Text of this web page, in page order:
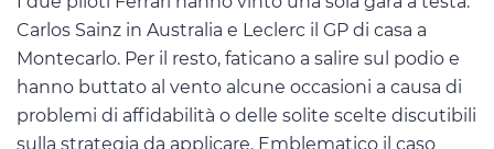
Carlos Sainz in Australia e Leclerc il GP di casa a
Montecarlo. Per il resto, faticano a salire sul podio e
hanno buttato al vento alcune occasioni a causa di
problemi di affidabilità o delle solite scelte discutibili
sulla strategia da applicare. Emblematico il caso